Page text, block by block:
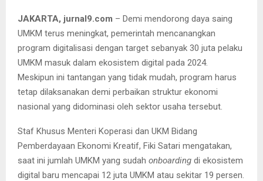
JAKARTA, jurnal9.com – Demi mendorong daya saing
UMKM terus meningkat, pemerintah mencanangkan
program digitalisasi dengan target sebanyak 30 juta pelaku
UMKM masuk dalam ekosistem digital pada 2024.
Meskipun ini tantangan yang tidak mudah, program harus
tetap dilaksanakan demi perbaikan struktur ekonomi
nasional yang didominasi oleh sektor usaha tersebut.
Staf Khusus Menteri Koperasi dan UKM Bidang
Pemberdayaan Ekonomi Kreatif, Fiki Satari mengatakan,
saat ini jumlah UMKM yang sudah onboarding di ekosistem
digital baru mencapai 12 juta UMKM atau sekitar 19 persen.